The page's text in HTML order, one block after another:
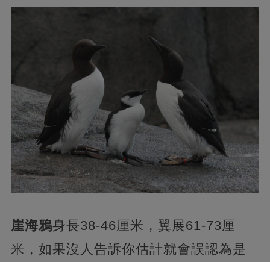
崖海鴉身長38-46厘米，翼展61-73厘
米，如果沒人告訴你估計就會誤認為是